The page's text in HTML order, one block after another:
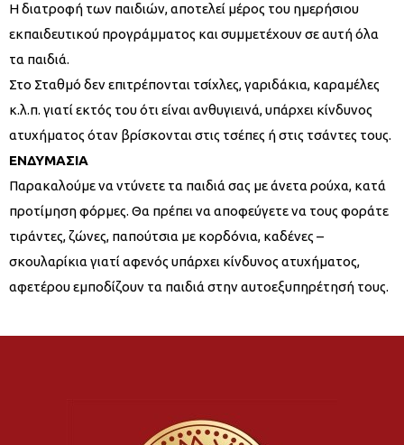
Η διατροφή των παιδιών, αποτελεί μέρος του ημερήσιου
εκπαιδευτικού προγράμματος και συμμετέχουν σε αυτή όλα
τα παιδιά.
Στο Σταθμό δεν επιτρέπονται τσίχλες, γαριδάκια, καραμέλες
κ.λ.π. γιατί εκτός του ότι είναι ανθυγιεινά, υπάρχει κίνδυνος
ατυχήματος όταν βρίσκονται στις τσέπες ή στις τσάντες τους.
ΕΝΔΥΜΑΣΙΑ
Παρακαλούμε να ντύνετε τα παιδιά σας με άνετα ρούχα, κατά
προτίμηση φόρμες. Θα πρέπει να αποφεύγετε να τους φοράτε
τιράντες, ζώνες, παπούτσια με κορδόνια, καδένες –
σκουλαρίκια γιατί αφενός υπάρχει κίνδυνος ατυχήματος,
αφετέρου εμποδίζουν τα παιδιά στην αυτοεξυπηρέτησή τους.